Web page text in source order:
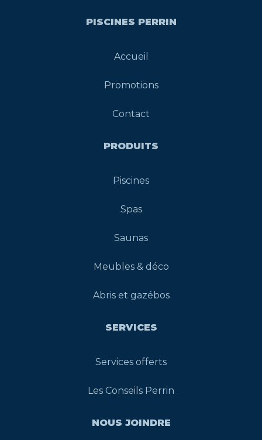
PISCINES PERRIN
Accueil
Promotions
Contact
PRODUITS
Piscines
Spas
Saunas
Meubles & déco
Abris et gazébos
SERVICES
Services offerts
Les Conseils Perrin
NOUS JOINDRE